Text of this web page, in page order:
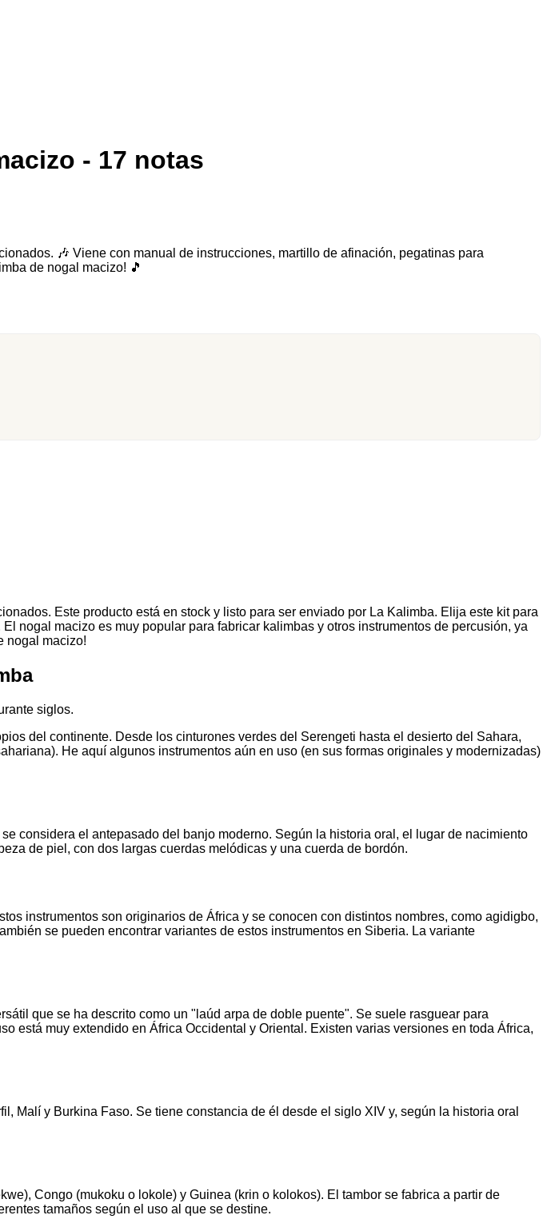
- 17 notas
🎶 Viene con manual de instrucciones, martillo de afinación, pegatinas para
de nogal macizo! 🎵
Este producto está en stock y listo para ser enviado por La Kalimba. Elija este kit para
nogal macizo es muy popular para fabricar kalimbas y otros instrumentos de percusión, ya
nogal macizo!
siglos.
del continente. Desde los cinturones verdes del Serengeti hasta el desierto del Sahara,
He aquí algunos instrumentos aún en uso (en sus formas originales y modernizadas)
considera el antepasado del banjo moderno. Según la historia oral, el lugar de nacimiento
de piel, con dos largas cuerdas melódicas y una cuerda de bordón.
instrumentos son originarios de África y se conocen con distintos nombres, como agidigbo,
se pueden encontrar variantes de estos instrumentos en Siberia. La variante
que se ha descrito como un "laúd arpa de doble puente". Se suele rasguear para
está muy extendido en África Occidental y Oriental. Existen varias versiones en toda África,
Malí y Burkina Faso. Se tiene constancia de él desde el siglo XIV y, según la historia oral
Congo (mukoku o lokole) y Guinea (krin o kolokos). El tambor se fabrica a partir de
tamaños según el uso al que se destine.